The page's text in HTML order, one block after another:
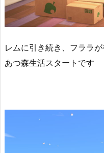
レムに引き続き、フララ
あつ森生活スタートです